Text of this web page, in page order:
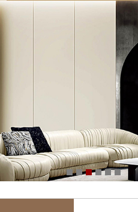
1 2 3 4 5 6